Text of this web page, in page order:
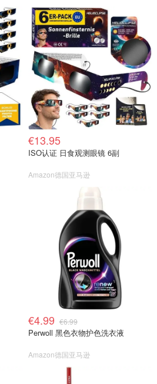
€13.95
ISO认证 日食观测眼镜 6副
Amazon德国亚马逊
€4.99 €6.99
Perwoll 黑色衣物护色洗衣液
Amazon德国亚马逊